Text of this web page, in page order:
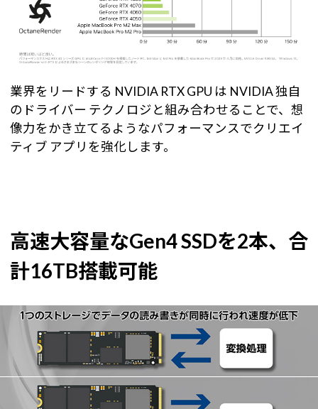
業界をリードする NVIDIA RTX GPU は NVIDIA 独自
のドライバー テクノロジと組み合わせることで、想
像力をかき立てるようなパフォーマンスでクリエイ
ティブ アプリを強化します。
高速大容量なGen4 SSDを2本、合
計16TB搭載可能